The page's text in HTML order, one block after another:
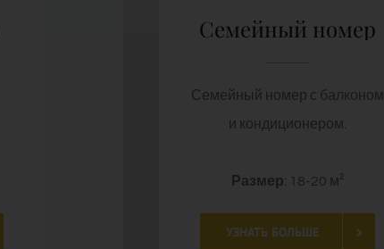
Семейный номер
Семейный номер с балконом
и кондиционером.
Размер: 18-20 м²
УЗНАТЬ БОЛЬШЕ